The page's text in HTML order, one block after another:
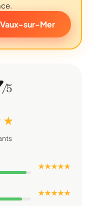
Vaux-sur-Mer
/5
★
★ ★ ★ ★ ★
★ ★ ★ ★ ★